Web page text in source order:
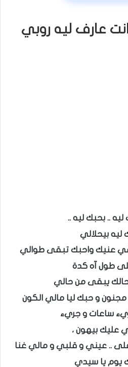
عارف ليه روبي
ليه .. بحبك ليه ..
ليه بيحلالي
في عنيك واحبك تبقى طوالي
طول آه كدة
يبقى من حالي
و حبك ليا مالي الكون
ساعات و جريء
عليك بيهون ،
.. عيني و قلبي و مالي غنا
يوم يا سيدي